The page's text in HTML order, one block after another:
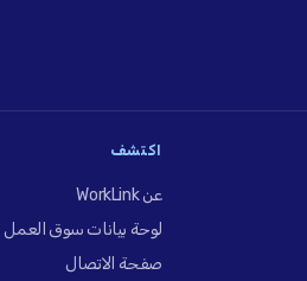
اكتشف
عن WorkLink
لوحة بيانات سوق العمل
صفحة الاتصال